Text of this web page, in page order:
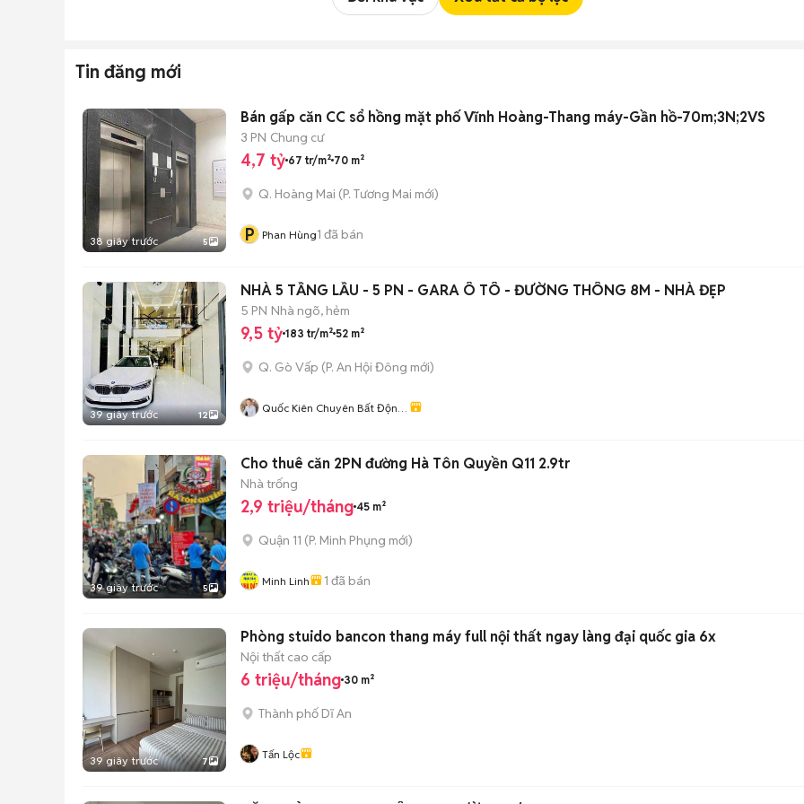
Tin đăng mới
38 giây trước 5
Bán gấp căn CC sổ hồng mặt phố Vĩnh Hoàng-Thang máy-Gần hồ-70m;3N;2VS
3 PN Chung cư
4,7 tỷ 67 tr/m² 70 m²
Q. Hoàng Mai (P. Tương Mai mới)
P Phan Hùng1 đã bán
39 giây trước 12
NHÀ 5 TẦNG LẦU - 5 PN - GARA Ô TÔ - ĐƯỜNG THÔNG 8M - NHÀ ĐẸP
5 PN Nhà ngõ, hẻm
9,5 tỷ 183 tr/m² 52 m²
Q. Gò Vấp (P. An Hội Đông mới)
Quốc Kiên Chuyên Bất Động
39 giây trước 5
Cho thuê căn 2PN đường Hà Tôn Quyền Q11 2.9tr
Nhà trống
2,9 triệu/tháng 45 m²
Quận 11 (P. Minh Phụng mới)
Minh Linh 1 đã bán
39 giây trước 7
Phòng stuido bancon thang máy full nội thất ngay làng đại quốc gia 6x
Nội thất cao cấp
6 triệu/tháng 30 m²
Thành phố Dĩ An
Tấn Lộc